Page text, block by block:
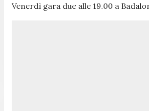
Venerdì gara due alle 19.00 a